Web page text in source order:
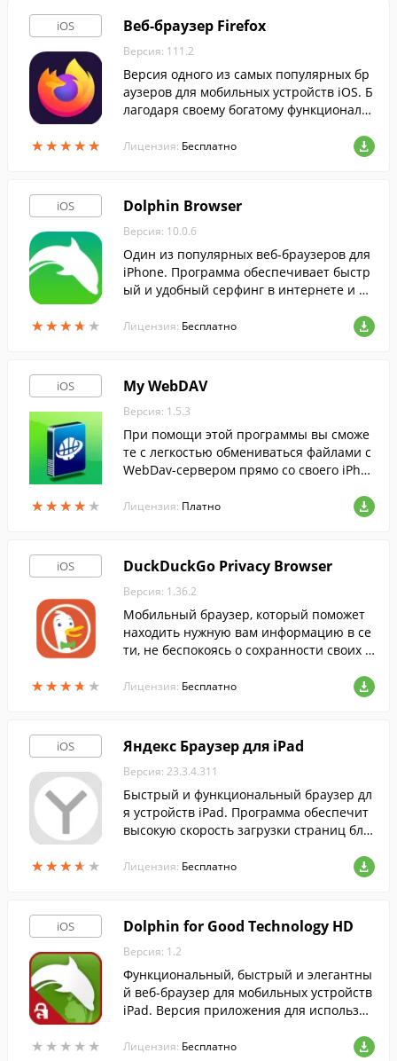
iOS
★★★★★
★★★★★
Веб-браузер Firefox
Версия: 111.2
Версия одного из самых популярных бр
аузеров для мобильных устройств iOS. Б
лагодаря своему богатому функционалу,
мощником для полноценной работы в с
Лицензия: Бесплатно
iOS
★★★★ ★
★★★★ ★
Dolphin Browser
Версия: 10.0.6
Один из популярных веб-браузеров для
iPhone. Программа обеспечивает быстр
ый и удобный серфинг в интернете и об
ак блокировка рекламы и управление ж
Лицензия: Бесплатно
iOS
★★★★ ★
★★★★ ★
My WebDAV
Версия: 1.5.3
При помощи этой программы вы сможе
те с легкостью обмениваться файлами с
WebDav-сервером прямо со своего iPho
Лицензия: Платно
iOS
★★★★ ★
★★★★ ★
DuckDuckGo Privacy Browser
Версия: 1.36.2
Мобильный браузер, который поможет
находить нужную вам информацию в се
ти, не беспокоясь о сохранности своих п
Лицензия: Бесплатно
iOS
★★★★ ★
★★★★ ★
Яндекс Браузер для iPad
Версия: 23.3.4.311
Быстрый и функциональный браузер дл
я устройств iPad. Программа обеспечит
высокую скорость загрузки страниц бла
о.
Лицензия: Бесплатно
iOS
★ ★ ★ ★ ★
★ ★ ★ ★ ★
Dolphin for Good Technology HD
Версия: 1.2
Функциональный, быстрый и элегантны
й веб-браузер для мобильных устройств
iPad. Версия приложения для использов
Лицензия: Бесплатно